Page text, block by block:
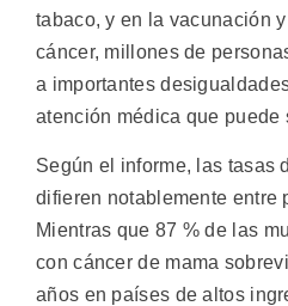
tabaco, y en la vacunación
cáncer, millones de
a importantes
atención médica que puede
Según el informe, las tasas
difieren notablemente entre
Mientras que 87 % de las
con cáncer de mama
años en países de altos